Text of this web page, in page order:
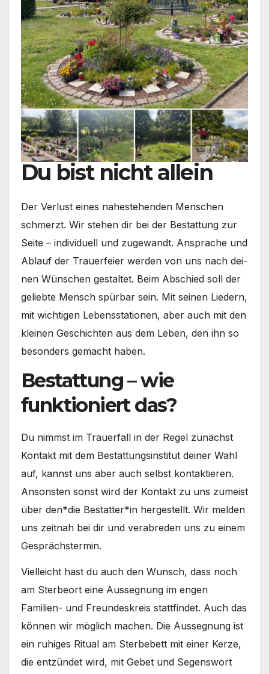
Du bist nicht allein
Der Ver­lust eines nahe­ste­hen­den Men­schen
schmerzt. Wir ste­hen dir bei der Bestat­tung zur
Sei­te – indi­vi­du­ell und zuge­wandt. Anspra­che und
Ablauf der Trau­er­fei­er wer­den von uns nach dei­
nen Wün­schen gestal­tet. Beim Abschied soll der
gelieb­te Mensch spür­bar sein. Mit sei­nen Lie­dern,
mit wich­ti­gen Lebens­sta­tio­nen, aber auch mit den
klei­nen Geschich­ten aus dem Leben, den ihn so
beson­ders gemacht haben.
Bestattung – wie
funktioniert das?
Du nimmst im Trau­er­fall in der Regel zunächst
Kon­takt mit dem Bestat­tungs­in­sti­tut dei­ner Wahl
auf, kannst uns aber auch selbst kon­tak­tie­ren.
Ansons­ten sonst wird der Kon­takt zu uns zumeist
über den*die Bestatter*in her­ge­stellt. Wir mel­den
uns zeit­nah bei dir und ver­ab­re­den uns zu einem
Gesprächs­ter­min.
Viel­leicht hast du auch den Wunsch, dass noch
am Ster­be­ort eine Aus­seg­nung im engen
Familien- und Freun­des­kreis statt­fin­det. Auch das
kön­nen wir mög­lich machen. Die Aus­seg­nung ist
ein ruhi­ges Ritu­al am Ster­be­bett mit einer Ker­ze,
die ent­zün­det wird, mit Gebet und Segens­wort